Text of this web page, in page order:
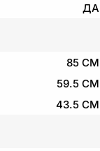
ДА
85 СМ
59.5 СМ
43.5 СМ